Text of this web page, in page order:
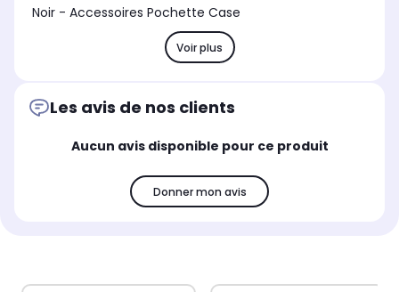
Noir - Accessoires Pochette Case
Voir plus
Les avis de nos clients
Aucun avis disponible pour ce produit
Donner mon avis